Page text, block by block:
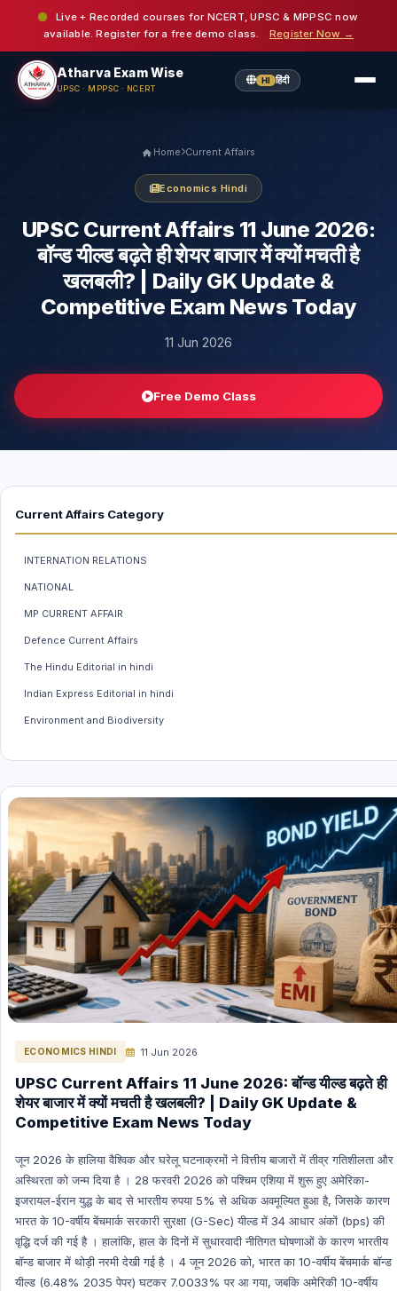
Live + Recorded courses for NCERT, UPSC & MPPSC now
available. Register for a free demo class.
Register Now →
Atharva Exam Wise
UPSC · MPPSC · NCERT
HI हिंदी
Home Current Affairs
Economics Hindi
UPSC Current Affairs 11 June 2026:
बॉन्ड यील्ड बढ़ते ही शेयर बाजार में क्यों मचती है
खलबली? | Daily GK Update &
Competitive Exam News Today
11 Jun 2026
Free Demo Class
Current Affairs Category
INTERNATION RELATIONS
NATIONAL
MP CURRENT AFFAIR
Defence Current Affairs
The Hindu Editorial in hindi
Indian Express Editorial in hindi
Environment and Biodiversity
MP GK
Science & Technology
Polity Hindi
Polity English
Space (Nasa, Isro etc) Hindi
Space (Nasa, Isro etc) English
The Hindu Editorial in English
INTERNATION RELATIONS HINDI
ENERGY HINDI
ENERGY ENGLISH
GK (General Knowledge) Hindi
GK (General Knowledge) English
International Current Affairs (Hindi)
INDIAN ECONOMY HINDI
INDIAN ECONOMY ENGLISH
Science & Technology Hindi
Environment and Biodiversity Hindi
Global Index
ECONOMICS HINDI 11 Jun 2026
UPSC Current Affairs 11 June 2026: बॉन्ड यील्ड बढ़ते ही
शेयर बाजार में क्यों मचती है खलबली? | Daily GK Update &
Competitive Exam News Today
जून 2026 के हालिया वैश्विक और घरेलू घटनाक्रमों ने वित्तीय बाजारों में तीव्र गतिशीलता और
अस्थिरता को जन्म दिया है । 28 फरवरी 2026 को पश्चिम एशिया में शुरू हुए अमेरिका-
इजरायल-ईरान युद्ध के बाद से भारतीय रुपया 5% से अधिक अवमूल्यित हुआ है, जिसके कारण
भारत के 10-वर्षीय बेंचमार्क सरकारी सुरक्षा (G-Sec) यील्ड में 34 आधार अंकों (bps) की
वृद्धि दर्ज की गई है । हालांकि, हाल के दिनों में सुधारवादी नीतिगत घोषणाओं के कारण भारतीय
बॉन्ड बाजार में थोड़ी नरमी देखी गई है । 4 जून 2026 को, भारत का 10-वर्षीय बेंचमार्क बॉन्ड
यील्ड (6.48% 2035 पेपर) घटकर 7.0033% पर आ गया, जबकि अमेरिकी 10-वर्षीय